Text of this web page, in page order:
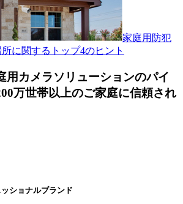
家庭用防犯
に関するトップ4のヒント
用カメラソリューションのパイ
万世帯以上のご家庭に信頼され
ショナルブランド